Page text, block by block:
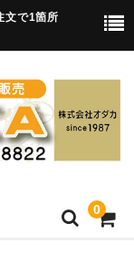
文で1箇所
0